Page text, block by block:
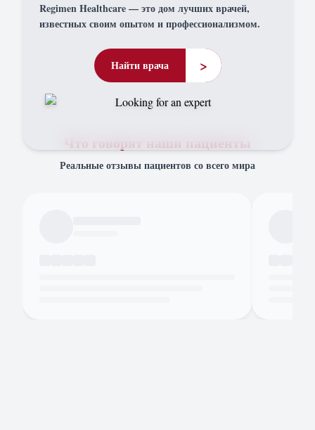
Regimen Healthcare — это дом лучших врачей,
известных своим опытом и профессионализмом.
Найти врача >
Что говорят наши пациенты
Реальные отзывы пациентов со всего мира